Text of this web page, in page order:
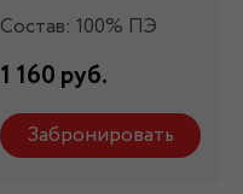
Состав: 100% ПЭ
1 160 руб.
Забронировать